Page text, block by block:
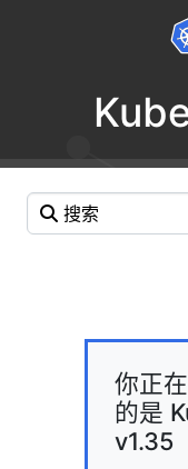
你正
的是
v1.35